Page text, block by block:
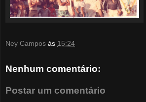
Ney Campos às 15:24
Nenhum comentário:
Postar um comentário